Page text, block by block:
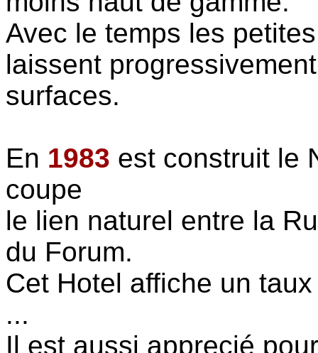
Avec le temps les
laissent
surfaces.
En 1983 est construit le
coupe
le lien naturel entre la
du Forum.
Cet Hotel affiche un
...
Il est aussi apprecié